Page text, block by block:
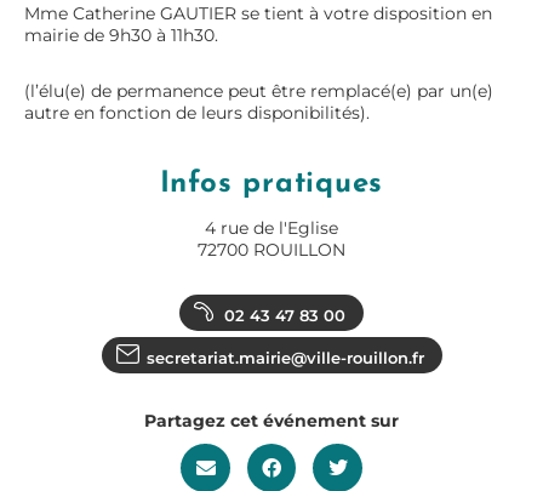
Mme Catherine GAUTIER se tient à votre disposition en
mairie de 9h30 à 11h30.
(l’élu(e) de permanence peut être remplacé(e) par un(e)
autre en fonction de leurs disponibilités).
Infos pratiques
4 rue de l'Eglise
72700 ROUILLON
02 43 47 83 00
secretariat.mairie@ville-rouillon.fr
Partagez cet événement sur